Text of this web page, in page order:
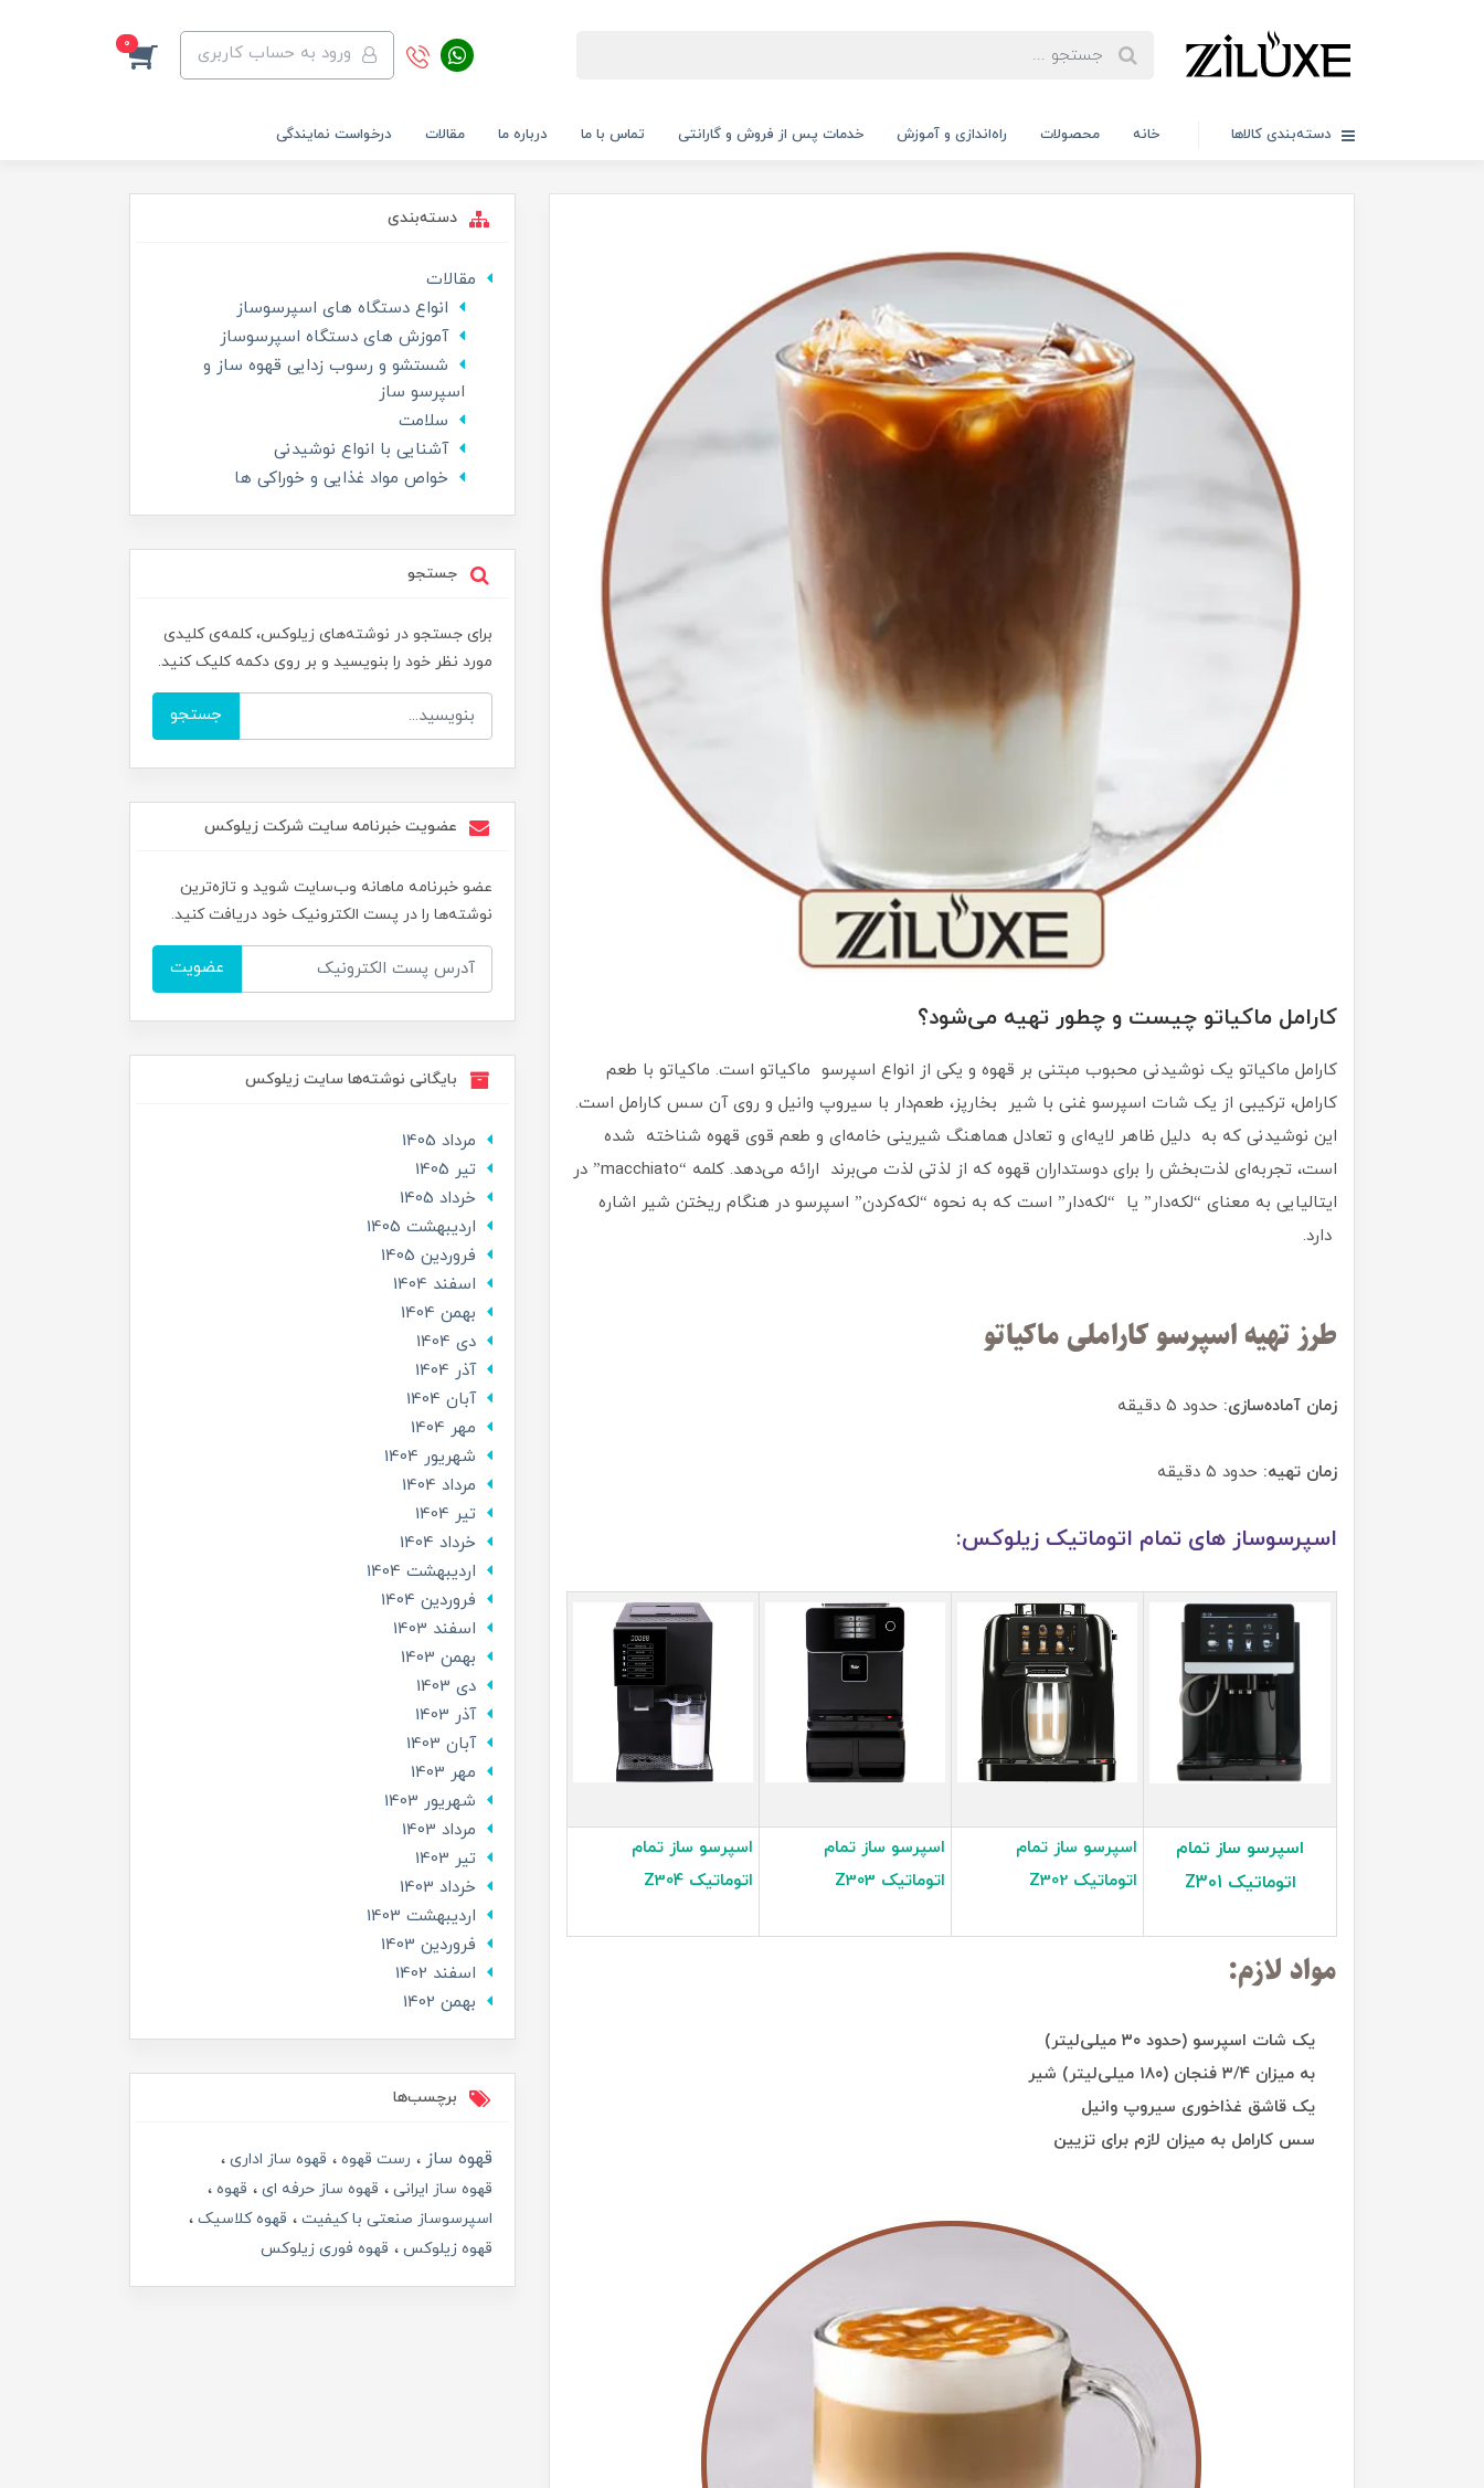
ورود به حساب کاربری 0
دسته‌بندی کالاها خانه محصولات راه‌اندازی و آموزش خدمات پس از فروش و گارانتی تماس با ما درباره ما مقالات درخواست نمایندگی
کارامل ماکیاتو چیست و چطور تهیه می‌شود؟
کارامل ماکیاتو یک نوشیدنی محبوب مبتنی بر قهوه و یکی از انواع اسپرسو ماکیاتو است. ماکیاتو با طعم
کارامل، ترکیبی از یک شات اسپرسو غنی با شیر بخارپز، طعم‌دار با سیروپ وانیل و روی آن سس کارامل است.
این نوشیدنی که به دلیل ظاهر لایه‌ای و تعادل هماهنگ شیرینی خامه‌ای و طعم قوی قهوه شناخته شده
است، تجربه‌ای لذت‌بخش را برای دوستداران قهوه که از لذتی لذت می‌برند ارائه می‌دهد. کلمه “macchiato” در
ایتالیایی به معنای “لکه‌دار” یا “لکه‌دار” است که به نحوه “لکه‌کردن” اسپرسو در هنگام ریختن شیر اشاره
دارد.
طرز تهیه اسپرسو کاراملی ماکیاتو
زمان آماده‌سازی: حدود ۵ دقیقه
زمان تهیه: حدود ۵ دقیقه
اسپرسوساز های تمام اتوماتیک زیلوکس:
اسپرسو ساز تمام
اتوماتیک Z301
اسپرسو ساز تمام
اتوماتیک Z302
اسپرسو ساز تمام
اتوماتیک Z303
اسپرسو ساز تمام
اتوماتیک Z304
مواد لازم:
یک شات اسپرسو (حدود ۳۰ میلی‌لیتر)
به میزان ۳/۴ فنجان (۱۸۰ میلی‌لیتر) شیر
یک قاشق غذاخوری سیروپ وانیل
سس کارامل به میزان لازم برای تزیین
دسته‌بندی
مقالات
انواع دستگاه های اسپرسوساز
آموزش های دستگاه اسپرسوساز
شستشو و رسوب زدایی قهوه ساز و
اسپرسو ساز
سلامت
آشنایی با انواع نوشیدنی
خواص مواد غذایی و خوراکی ها
جستجو
برای جستجو در نوشته‌های زیلوکس، کلمه‌ی کلیدی
مورد نظر خود را بنویسید و بر روی دکمه کلیک کنید.
جستجو
عضویت خبرنامه سایت شرکت زیلوکس
عضو خبرنامه ماهانه وب‌سایت شوید و تازه‌ترین
نوشته‌ها را در پست الکترونیک خود دریافت کنید.
عضویت
بایگانی نوشته‌ها سایت زیلوکس
مرداد 1405
تير 1405
خرداد 1405
ارديبهشت 1405
فروردین 1405
اسفند 1404
بهمن 1404
دی 1404
آذر 1404
آبان 1404
مهر 1404
شهریور 1404
مرداد 1404
تير 1404
خرداد 1404
ارديبهشت 1404
فروردین 1404
اسفند 1403
بهمن 1403
دی 1403
آذر 1403
آبان 1403
مهر 1403
شهریور 1403
مرداد 1403
تير 1403
خرداد 1403
ارديبهشت 1403
فروردین 1403
اسفند 1402
بهمن 1402
برچسب‌ها
قهوه ساز رست قهوه
قهوه ساز اداری
قهوه ساز ایرانی
قهوه ساز حرفه ای
قهوه
اسپرسوساز صنعتی با کیفیت
قهوه کلاسیک
قهوه زیلوکس
قهوه فوری زیلوکس